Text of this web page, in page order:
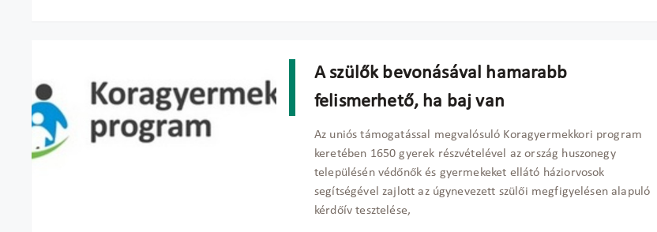
A szülők bevonásával hamarabb
felismerhető, ha baj van
Az uniós támogatással megvalósuló Koragyermekkori program
keretében 1650 gyerek részvételével az ország huszonegy
településén védőnők és gyermekeket ellátó háziorvosok
segítségével zajlott az úgynevezett szülői megfigyelésen alapuló
kérdőív tesztelése,